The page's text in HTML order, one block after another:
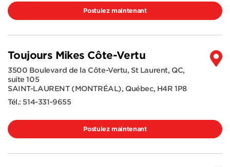
Postulez maintenant
Toujours Mikes Côte-Vertu
3500 Boulevard de la Côte-Vertu, St Laurent, QC,
suite 105
SAINT-LAURENT (MONTRÉAL), Québec, H4R 1P8
Tél.: 514-331-9655
Postulez maintenant